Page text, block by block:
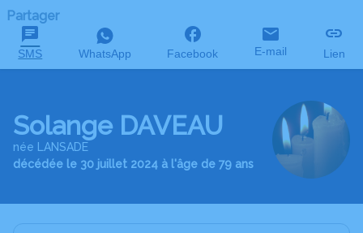
Partager
SMS WhatsApp Facebook E-mail Lien
Solange DAVEAU
née LANSADE
décédée le 30 juillet 2024 à l'âge de 79 ans